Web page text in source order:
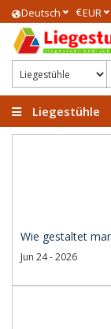
Deutsch €EUR
Liegestühle
Wie gestaltet
Jun 24 - 2026